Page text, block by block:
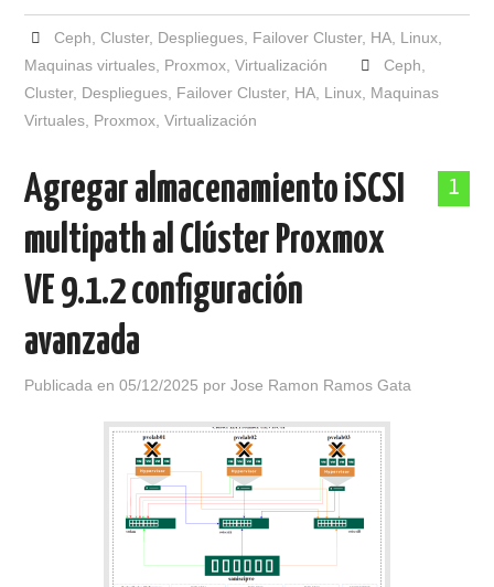
Ceph Cluster, Despliegues, Failover Cluster, HA, Linux,
Maquinas virtuales Proxmox ,Virtualización Ceph
Cluster, Despliegues Failover Cluster, HA Linux Maquinas
Virtuales Proxmox ,Virtualización
1
Agregar almacenamiento iSCSI
multipath al Clúster Proxmox
VE 9.1.2 configuración
avanzada
Publicada en05/12/2025 porJose Ramon Ramos Gata